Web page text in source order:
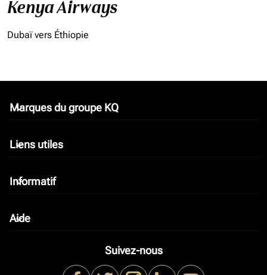
Kenya Airways
Dubaï vers Éthiopie
Marques du groupe KQ
keyboard_arrow_down
Liens utiles
keyboard_arrow_down
Informatif
keyboard_arrow_down
Aide
keyboard_arrow_down
Suivez-nous